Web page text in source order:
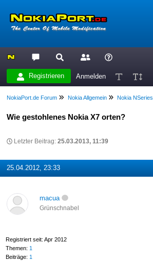
Registrieren Anmelden
NokiaPort.de Forum Nokia Allgemein Nokia NSeries
Wie gestohlenes Nokia X7 orten?
Letzter Beitrag:25.03.2013, 11:39
25.04.2012, 23:33
macua
Grünschnabel
Registriert seit: Apr 2012
Themen: 1
Beiträge: 1